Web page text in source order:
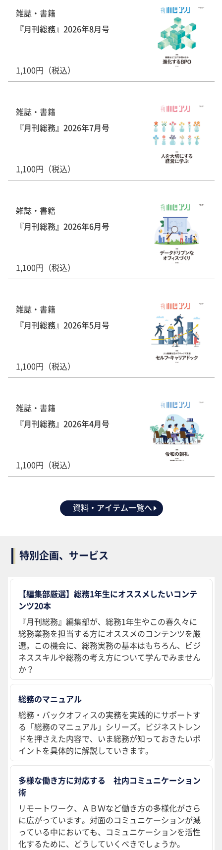
雑誌・書籍
『月刊総務』2026年8月号
1,100円（税込）
雑誌・書籍
『月刊総務』2026年7月号
1,100円（税込）
雑誌・書籍
『月刊総務』2026年6月号
1,100円（税込）
雑誌・書籍
『月刊総務』2026年5月号
1,100円（税込）
雑誌・書籍
『月刊総務』2026年4月号
1,100円（税込）
資料・アイテム一覧へ
特別企画、サービス
【編集部厳選】総務1年生にオススメしたいコンテ
ンツ20本
『月刊総務』編集部が、総務1年生やこの春久々に
総務業務を担当する方にオススメのコンテンツを厳
選。この機会に、総務実務の基本はもちろん、ビジ
ネススキルや総務の考え方について学んでみません
か？
総務のマニュアル
総務・バックオフィスの実務を実践的にサポートす
る「総務のマニュアル」シリーズ。ビジネストレン
ドを押さえた内容で、いま総務が知っておきたいポ
イントを具体的に解説していきます。
多様な働き方に対応する 社内コミュニケーション
術
リモートワーク、ＡＢＷなど働き方の多様化がさら
に広がっています。対面のコミュニケーションが減
っている中においても、コミュニケーションを活性
化するために、どうしていくべきでしょうか。